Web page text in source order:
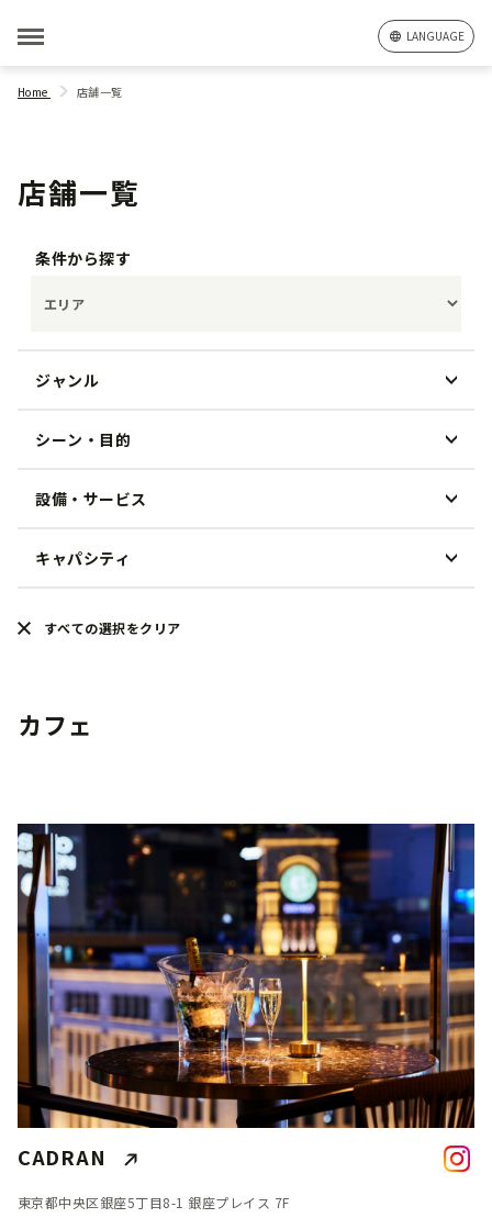
LANGUAGE
Home 店舗一覧
店舗一覧
条件から探す
ジャンル
和食
鍋料理
ハワイアン
イタリアン・フレンチ
BAR
Fine Dining
Casual Dining
HERITAGE RESTAURANTS
ケータリング
シーン・目的
朝食
ウェディングパーティー
設備・サービス
貸切
テラス席
キャパシティ
30人未満
100人以上
すべての選択をクリア
カフェ
CADRAN
東京都中央区銀座5丁目8-1 銀座プレイス 7F